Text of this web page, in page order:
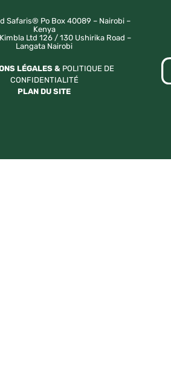
Safaris® Po Box 40089 – Nairobi –
Kenya
Ltd 126 / 130 Ushirika Road –
Langata Nairobi
LÉGALES & POLITIQUE DE
CONFIDENTIALITÉ
PLAN DU SITE